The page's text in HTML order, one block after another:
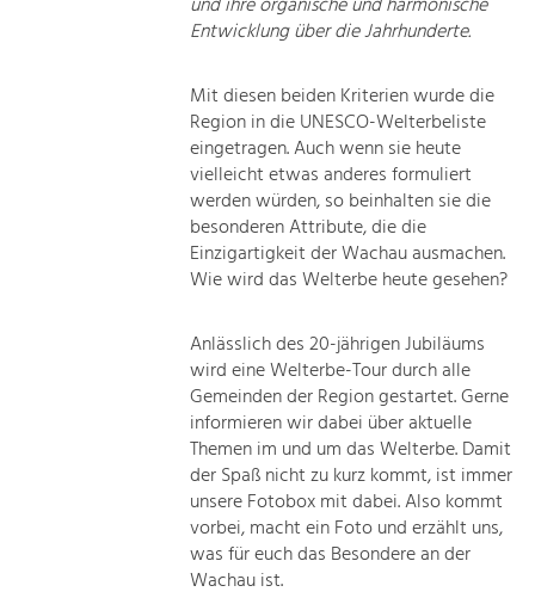
Entwicklung über die Jahrhunderte.
Mit diesen beiden Kriterien wurde die
Region in die UNESCO-Welterbeliste
eingetragen. Auch wenn sie heute
vielleicht etwas anderes formuliert
werden würden, so beinhalten sie die
besonderen Attribute, die die
Einzigartigkeit der Wachau ausmachen.
Wie wird das Welterbe heute gesehen?
Anlässlich des 20-jährigen Jubiläums
wird eine Welterbe-Tour durch alle
Gemeinden der Region gestartet. Gerne
informieren wir dabei über aktuelle
Themen im und um das Welterbe. Damit
der Spaß nicht zu kurz kommt, ist immer
unsere Fotobox mit dabei. Also kommt
vorbei, macht ein Foto und erzählt uns,
was für euch das Besondere an der
Wachau ist.